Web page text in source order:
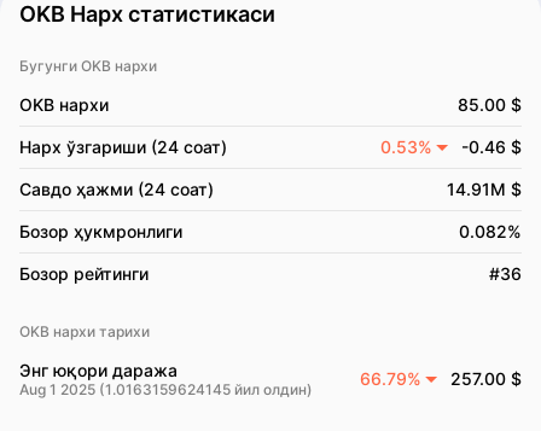
OKB Нарх статистикаси
Бугунги OKB нархи
OKB нархи 85.00 $
Нарх ўзгариши (24 соат) 0.53% -0.46 $
Савдо ҳажми (24 соат) 14.91M $
Бозор ҳукмронлиги 0.082%
Бозор рейтинги #36
OKB нархи тарихи
Энг юқори даража
Aug 1 2025 (1.0163159624145 йил олдин)
66.79% 257.00 $